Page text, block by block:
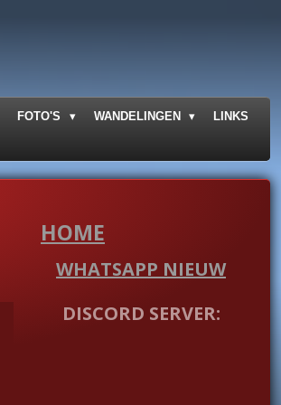
FOTO'S WANDELINGEN
LINKS
HOME
WHATSAPP NIEUW
DISCORD SERVER: